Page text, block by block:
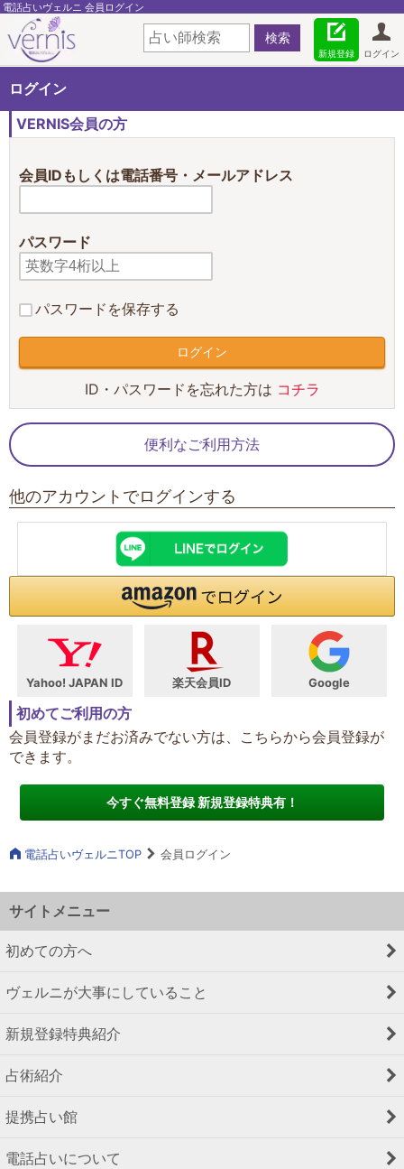
電話占いヴェルニ 会員ログイン
ログイン
新規登録
ログイン
VERNIS会員の方
会員IDもしくは電話番号・メールアドレス
パスワード
パスワードを保存する
ID・パスワードを忘れた方は コチラ
便利なご利用方法
他のアカウントでログインする
Yahoo! JAPAN ID 楽天会員ID Google
初めてご利用の方
会員登録がまだお済みでない方は、こちらから会員登録が
できます。
今すぐ無料登録 新規登録特典有！
電話占いヴェルニTOP 会員ログイン
サイトメニュー
初めての方へ
ヴェルニが大事にしていること
新規登録特典紹介
占術紹介
提携占い館
電話占いについて